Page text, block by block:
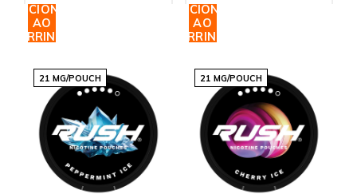
ADICIONAR
AO
CARRINHO
ADICIONAR
AO
CARRINHO
21 MG/POUCH 21 MG/POUCH